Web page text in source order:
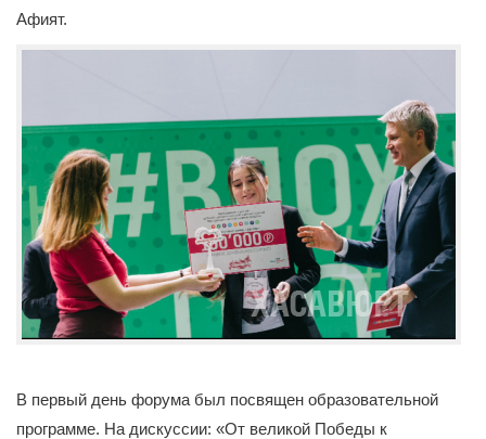
Афият.
В первый день форума был посвящен образовательной
программе. На дискуссии: «От великой Победы к